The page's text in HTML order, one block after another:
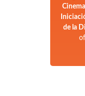
de la